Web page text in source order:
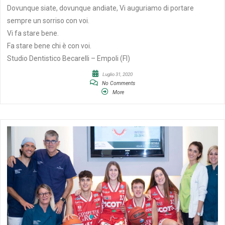
Dovunque siate, dovunque andiate, Vi auguriamo di portare
sempre un sorriso con voi.
Vi fa stare bene.
Fa stare bene chi è con voi.
Studio Dentistico Becarelli – Empoli (FI)
Luglio 31, 2020
No Comments
More